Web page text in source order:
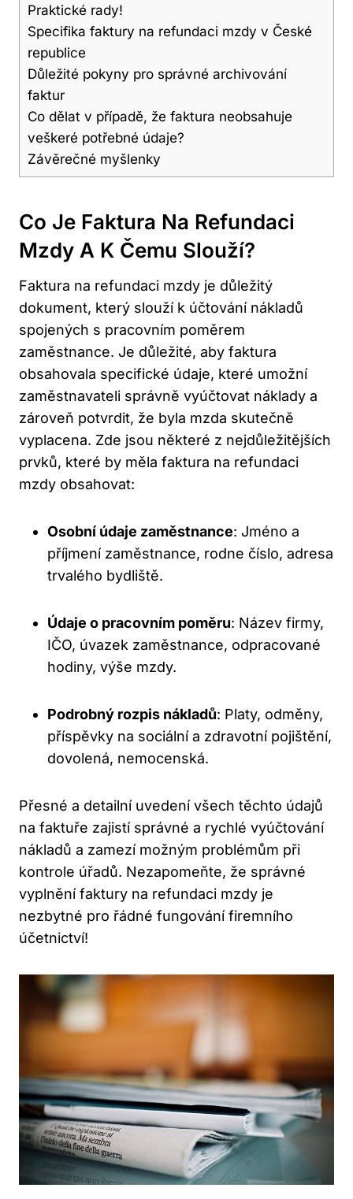
Praktické rady!
Specifika faktury na refundaci mzdy v České
republice
Důležité pokyny pro správné archivování
faktur
Co dělat v případě, že faktura neobsahuje
veškeré potřebné údaje?
Závěrečné myšlenky
Co Je Faktura Na Refundaci
Mzdy A K Čemu Slouží?
Faktura na refundaci mzdy je důležitý
dokument, který slouží k účtování nákladů
spojených s pracovním poměrem
zaměstnance. Je důležité, aby faktura
obsahovala specifické údaje, které umožní
zaměstnavateli správně vyúčtovat náklady a
zároveň potvrdit, že byla mzda skutečně
vyplacena. Zde jsou některé z nejdůležitějších
prvků, které by měla faktura na refundaci
mzdy obsahovat:
Osobní údaje zaměstnance: Jméno a
příjmení zaměstnance, rodne číslo, adresa
trvalého bydliště.
Údaje o pracovním poměru: Název firmy,
IČO, úvazek zaměstnance, odpracované
hodiny, výše mzdy.
Podrobný rozpis nákladů: Platy, odměny,
příspěvky na sociální a zdravotní pojištění,
dovolená, nemocenská.
Přesné a detailní uvedení všech těchto údajů
na faktuře zajistí správné a rychlé vyúčtování
nákladů a zamezí možným problémům při
kontrole úřadů. Nezapomeňte, že správné
vyplnění faktury na refundaci mzdy je
nezbytné pro řádné fungování firemního
účetnictví!